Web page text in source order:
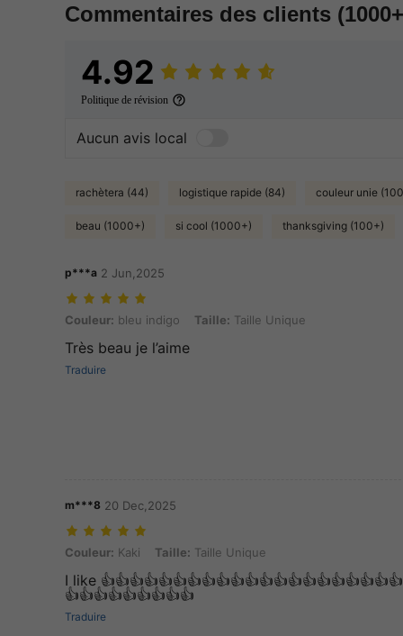
Commentaires des clients
4.92
Politique de révision
Aucun avis local
rachètera (44) logistique rapide (84) couleur unie
beau (1000+) si cool (1000+) thanksgiving (100+)
p***a 2 Jun,2025
Couleur: bleu indigo, Taille: Taille Unique
Couleur: bleu indigo Taille: Taille Unique
Très beau je l’aime
Traduire
m***8 20 Dec,2025
Couleur: Kaki, Taille: Taille Unique
Couleur: Kaki Taille: Taille Unique
I like
👍👍👍👍👍👍👍👍👍
Traduire